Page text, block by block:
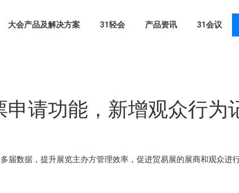
大会产品及解决方案 31轻会 产品资讯 31会议
请功能，新增观众行为
届数据，提升展览主办方管理效率，促进贸易展的展商和观众进